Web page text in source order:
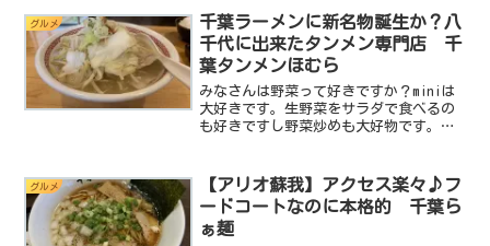
限されている様々な制約が日常の生活を
窮屈にしているしかし！こ...
グルメ
千葉ラーメンに新名物誕生か？八
千代に出来たタンメン専門店 千
葉タンメンほむら
みなさんは野菜って好きですか？miniは
大好きです。生野菜をサラダで食べるの
も好きですし野菜炒めも大好物です。実
ラリーマンをしているとなかなか野菜を
摂る事って難しいです...
グルメ
【アリオ蘇我】アクセス楽々♪フ
ードコートなのに本格的 千葉ら
ぁ麺